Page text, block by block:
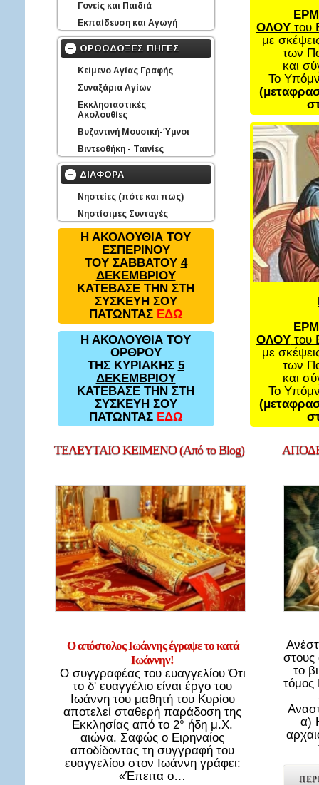
Γονείς και Παιδιά
Εκπαίδευση και Αγωγή
ΟΡΘΟΔΟΞΕΣ ΠΗΓΕΣ
Κείμενο Αγίας Γραφής
Συναξάρια Αγίων
Εκκλησιαστικές
Ακολουθίες
Βυζαντινή Μουσική-Ύμνοι
Βιντεοθήκη - Ταινίες
ΔΙΑΦΟΡΑ
Νηστείες (πότε και πως)
Νηστίσιμες Συνταγές
Η ΑΚΟΛΟΥΘΙΑ ΤΟΥ
ΕΣΠΕΡΙΝΟΥ
ΤΟΥ ΣΑΒΒΑΤΟΥ 4
ΔΕΚΕΜΒΡΙΟΥ
ΚΑΤΕΒΑΣΕ ΤΗΝ ΣΤΗ
ΣΥΣΚΕΥΗ ΣΟΥ
ΠΑΤΩΝΤΑΣ ΕΔΩ
Η ΑΚΟΛΟΥΘΙΑ ΤΟΥ
ΟΡΘΡΟΥ
ΤΗΣ ΚΥΡΙΑΚΗΣ 5
ΔΕΚΕΜΒΡΙΟΥ
ΚΑΤΕΒΑΣΕ ΤΗΝ ΣΤΗ
ΣΥΣΚΕΥΗ ΣΟΥ
ΠΑΤΩΝΤΑΣ ΕΔΩ
ΟΛΟΥτου
με
των
και
Το
ΟΛΟΥτου
με
των
και
Το
ΤΕΛΕΥΤΑΙΟΚΕΙΜΕΝΟ (Από το Blog)
Ο απόστολος Ιωάννης έγραψε το κατά
Ιωάννην!
Ο συγγραφέας του ευαγγελίου Ότι
το δ' ευαγγέλιο είναι έργο του
Ιωάννη του μαθητή του Κυρίου
αποτελεί σταθερή παράδοση της
Εκκλησίας από το 2° ήδη μ.Χ.
αιώνα. Σαφώς ο Ειρηναίος
αποδίδοντας τη συγγραφή του
ευαγγελίου στον Ιωάννη γράφει:
«Έπειτα ο…
στους
το
α)